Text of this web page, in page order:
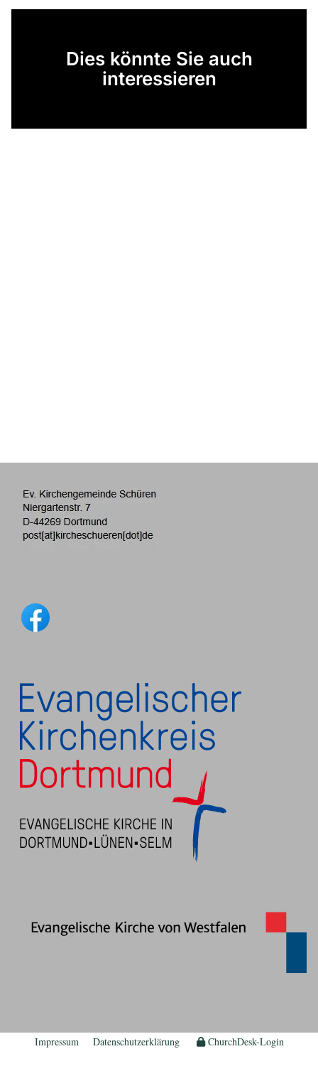
Dies könnte Sie auch
interessieren
Impressum Datenschutzerklärung ChurchDesk-Login